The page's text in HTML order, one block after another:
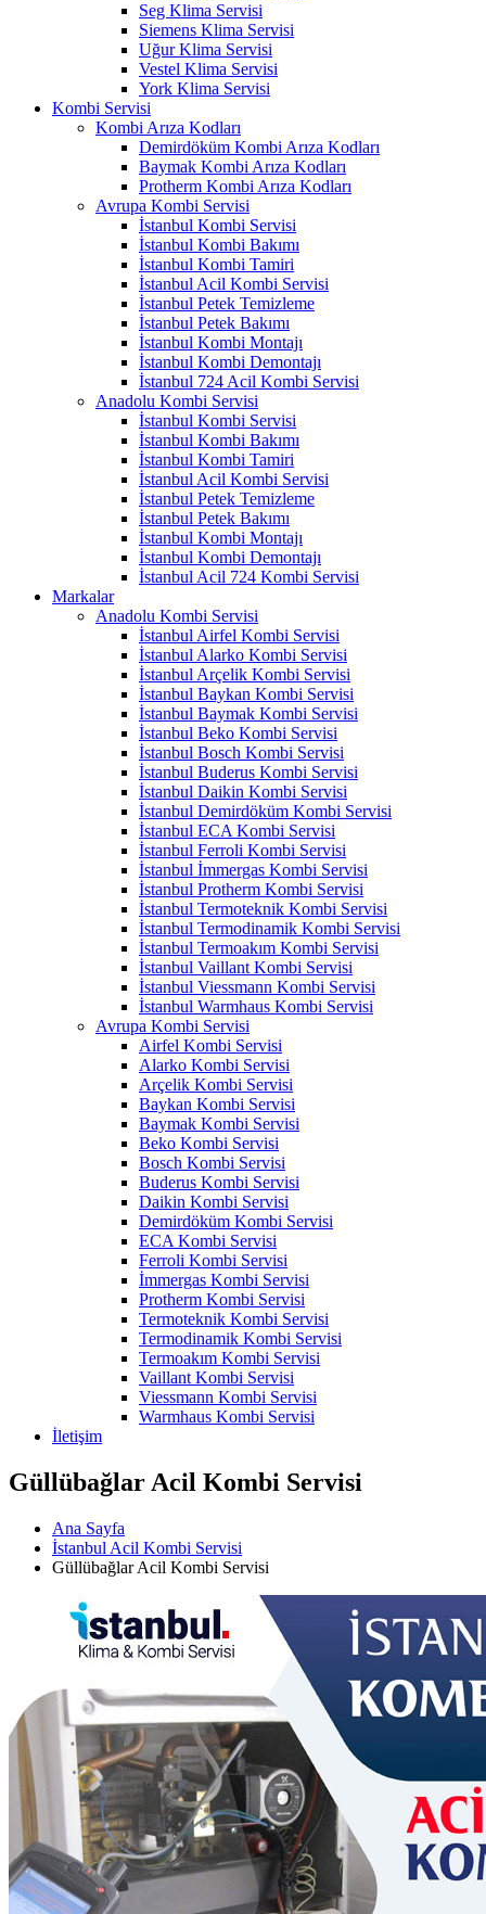
Seg Klima Servisi
Siemens Klima Servisi
Uğur Klima Servisi
Vestel Klima Servisi
York Klima Servisi
Kombi Servisi
Kombi Arıza Kodları
Demirdöküm Kombi Arıza Kodları
Baymak Kombi Arıza Kodları
Protherm Kombi Arıza Kodları
Avrupa Kombi Servisi
İstanbul Kombi Servisi
İstanbul Kombi Bakımı
İstanbul Kombi Tamiri
İstanbul Acil Kombi Servisi
İstanbul Petek Temizleme
İstanbul Petek Bakımı
İstanbul Kombi Montajı
İstanbul Kombi Demontajı
İstanbul 724 Acil Kombi Servisi
Anadolu Kombi Servisi
İstanbul Kombi Servisi
İstanbul Kombi Bakımı
İstanbul Kombi Tamiri
İstanbul Acil Kombi Servisi
İstanbul Petek Temizleme
İstanbul Petek Bakımı
İstanbul Kombi Montajı
İstanbul Kombi Demontajı
İstanbul Acil 724 Kombi Servisi
Markalar
Anadolu Kombi Servisi
İstanbul Airfel Kombi Servisi
İstanbul Alarko Kombi Servisi
İstanbul Arçelik Kombi Servisi
İstanbul Baykan Kombi Servisi
İstanbul Baymak Kombi Servisi
İstanbul Beko Kombi Servisi
İstanbul Bosch Kombi Servisi
İstanbul Buderus Kombi Servisi
İstanbul Daikin Kombi Servisi
İstanbul Demirdöküm Kombi Servisi
İstanbul ECA Kombi Servisi
İstanbul Ferroli Kombi Servisi
İstanbul İmmergas Kombi Servisi
İstanbul Protherm Kombi Servisi
İstanbul Termoteknik Kombi Servisi
İstanbul Termodinamik Kombi Servisi
İstanbul Termoakım Kombi Servisi
İstanbul Vaillant Kombi Servisi
İstanbul Viessmann Kombi Servisi
İstanbul Warmhaus Kombi Servisi
Avrupa Kombi Servisi
Airfel Kombi Servisi
Alarko Kombi Servisi
Arçelik Kombi Servisi
Baykan Kombi Servisi
Baymak Kombi Servisi
Beko Kombi Servisi
Bosch Kombi Servisi
Buderus Kombi Servisi
Daikin Kombi Servisi
Demirdöküm Kombi Servisi
ECA Kombi Servisi
Ferroli Kombi Servisi
İmmergas Kombi Servisi
Protherm Kombi Servisi
Termoteknik Kombi Servisi
Termodinamik Kombi Servisi
Termoakım Kombi Servisi
Vaillant Kombi Servisi
Viessmann Kombi Servisi
Warmhaus Kombi Servisi
İletişim
Güllübağlar Acil Kombi Servisi
Ana Sayfa
İstanbul Acil Kombi Servisi
Güllübağlar Acil Kombi Servisi